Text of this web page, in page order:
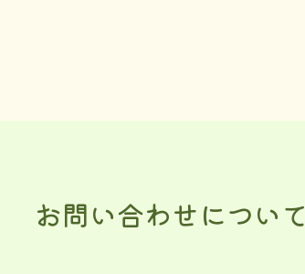
お問い合わせについて